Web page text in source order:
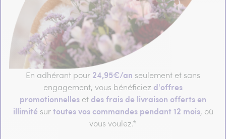
En adhérant pour 24,95€/an seulement et sans
engagement, vous bénéficiez d'offres
promotionnelles et des frais de livraison offerts en
illimité surtoutes vos commandes pendant 12 mois, où
vous voulez.*